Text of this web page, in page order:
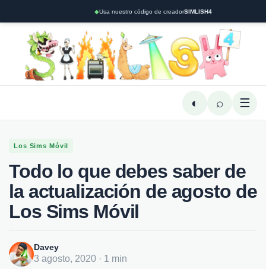
◆Usa nuestro código de creadorSIMLISH4
◐ ⌕ ☰
Los Sims Móvil
Todo lo que debes saber de
la actualización de agosto de
Los Sims Móvil
Davey
3 agosto, 2020 · 1 min